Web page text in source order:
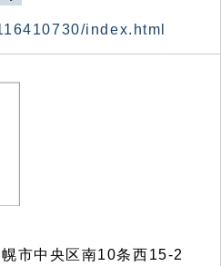
index.html
市中央区南10条西15-2